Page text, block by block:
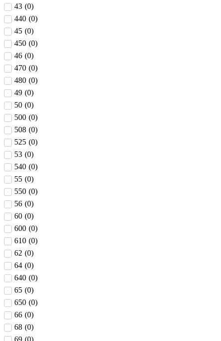
43 (0)
440 (0)
45 (0)
450 (0)
46 (0)
470 (0)
480 (0)
49 (0)
50 (0)
500 (0)
508 (0)
525 (0)
53 (0)
540 (0)
55 (0)
550 (0)
56 (0)
60 (0)
600 (0)
610 (0)
62 (0)
64 (0)
640 (0)
65 (0)
650 (0)
66 (0)
68 (0)
69 (0)